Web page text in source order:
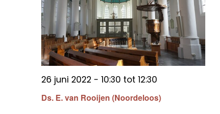
Ds. E. van Rooijen (Noordeloos)
26 juni 2022 - 10:30 tot 12:30